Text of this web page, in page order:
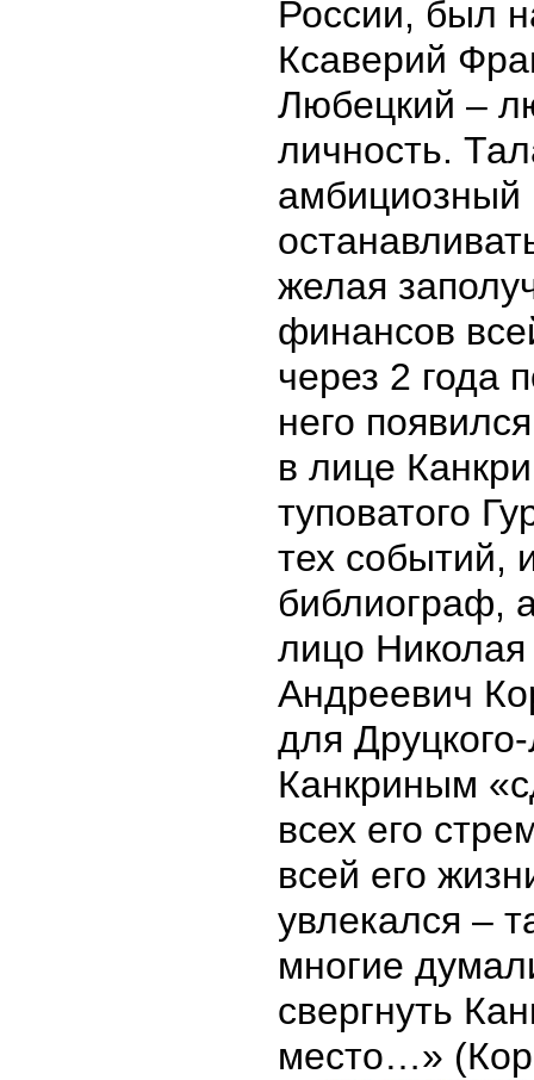
России, был
Ксаверий
Любецкий –
личность.
амбициозный
желая
финансов
через 2 года
него
в лице
туповатого
тех событий,
библиограф,
лицо
Андреевич
для
Канкриным
всех его
всей его
увлекался –
многие
свергнуть
место…»